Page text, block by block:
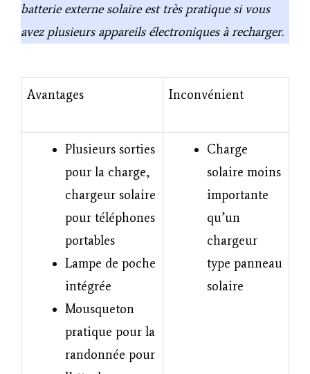
batterie externe solaire est très pratique si vous
avez plusieurs appareils électroniques à recharger.
Avantages Inconvénient
Plusieurs sorties
pour la charge,
chargeur solaire
pour téléphones
portables
Lampe de poche
intégrée
Mousqueton
pratique pour la
randonnée pour
Charge
solaire moins
importante
qu’un
chargeur
type panneau
solaire